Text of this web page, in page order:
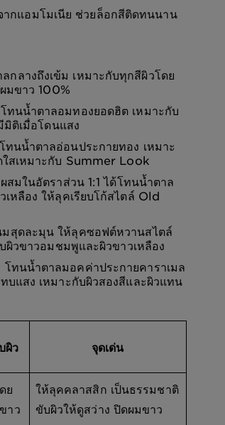
ากแอมโมเนีย ช่วยล็อกสีติดทนนาน
กลางถึงเข้ม เหมาะกับทุกสีผิวโดย
มขาว 100%
โทนน้ำตาลอมทองยอดฮิต เหมาะกับ
ติเมื่อโดนแสง
โทนน้ำตาลอ่อนประกายทอง เหมาะ
สเหมาะกับ Summer Look
ผสมในอัตราส่วน 1:1 ได้โทนน้ำตาล
หลือง ให้ลุคเรียบโก้สไตล์ Old
สุดละมุน ให้ลุคซอฟต์หวานสไตล์
ผิวขาวอมชมพูและผิวขาวเหลือง
โทนน้ำตาลมอคค่าประกายคาราเมล
แสง เหมาะกับผิวสองสีและผิวแทน
ผิว จุดเด่น
ย
าว
ให้ลุคคลาสสิก เป็นธรรมชาติ
ขับผิวให้ดูสว่าง ปิดผมขาว